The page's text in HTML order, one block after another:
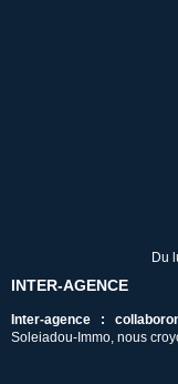
Du
INTER-AGENCE
Inter-agence :
Soleiadou-Immo, nous